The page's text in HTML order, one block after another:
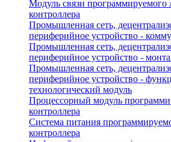
Модуль связи программируемого
контроллера
Промышленная сеть,
периферийное устройство -
Промышленная сеть,
периферийное устройство -
Промышленная сеть,
периферийное устройство -
технологический модуль
Процессорный модуль
контроллера
Система питания
контроллера